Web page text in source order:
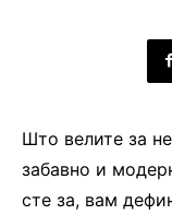
Што велите за
забавно и
сте за, вам